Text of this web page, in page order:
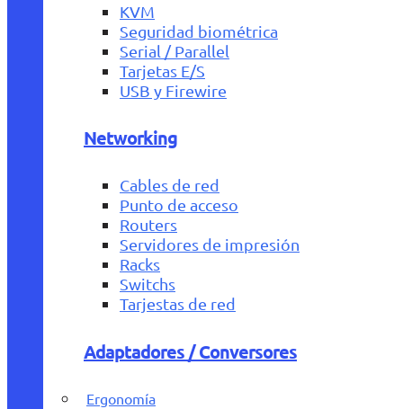
KVM
Seguridad biométrica
Serial / Parallel
Tarjetas E/S
USB y Firewire
Networking
Cables de red
Punto de acceso
Routers
Servidores de impresión
Racks
Switchs
Tarjestas de red
Adaptadores / Conversores
Ergonomía